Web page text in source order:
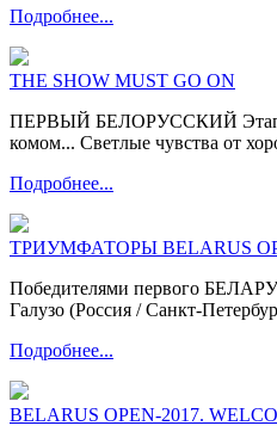
Подробнее...
THE SHOW MUST GO ON
ПЕРВЫЙ БЕЛОРУССКИЙ Этап
комом... Светлые чувства от
Подробнее...
ТРИУМФАТОРЫ BELARUS
Победителями первого
Галузо (Россия / Санкт-
Подробнее...
BELARUS OPEN-2017.